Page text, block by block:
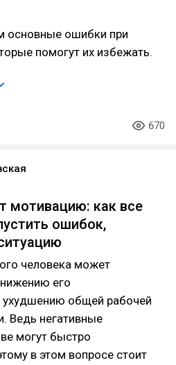
основные ошибки при
помогут их избежать.
670
мотивацию: как все
ошибок,
человека может
его
ухудшению общей рабочей
Ведь негативные
могут быстро
в этом вопросе стоит